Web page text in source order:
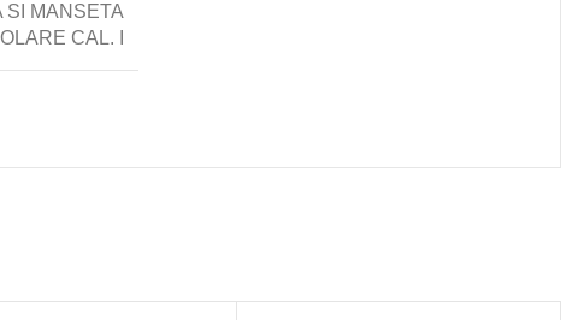
SI MANSETA
CAL. I